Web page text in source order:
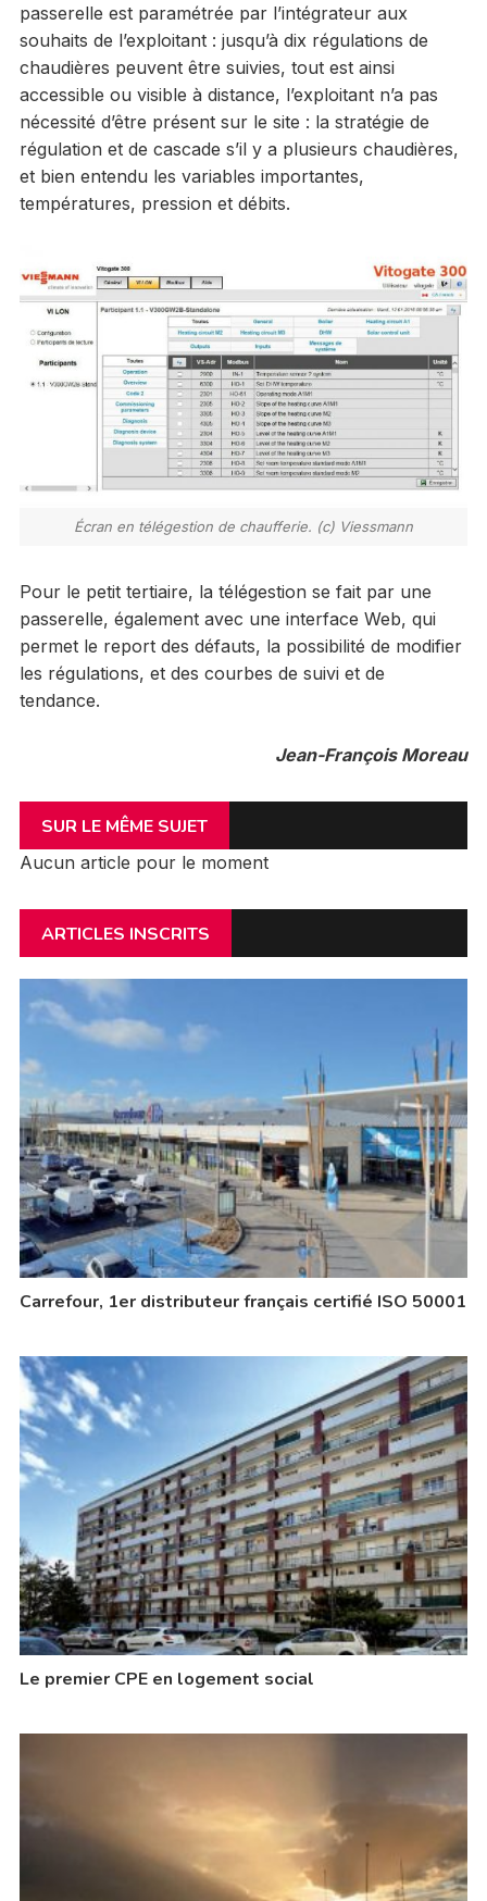
passerelle est paramétrée par l’intégrateur aux
souhaits de l’exploitant : jusqu’à dix régulations de
chaudières peuvent être suivies, tout est ainsi
accessible ou visible à distance, l’exploitant n’a pas
nécessité d’être présent sur le site : la stratégie de
régulation et de cascade s’il y a plusieurs chaudières,
et bien entendu les variables importantes,
températures, pression et débits.
Écran en télégestion de chaufferie. (c) Viessmann
Pour le petit tertiaire, la télégestion se fait par une
passerelle, également avec une interface Web, qui
permet le report des défauts, la possibilité de modifier
les régulations, et des courbes de suivi et de
tendance.
Jean-François Moreau
SUR LE MÊME SUJET
Aucun article pour le moment
ARTICLES INSCRITS
Carrefour, 1er distributeur français certifié ISO 50001
Le premier CPE en logement social